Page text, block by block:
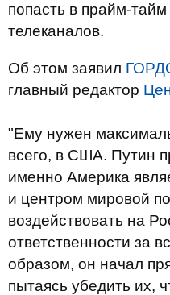
попасть в прайм-
телеканалов.
Об этом заявил
главный редактор
"Ему нужен
всего, в США. Путин
именно Америка
и центром мировой
воздействовать на
ответственности за
образом, он начал
пытаясь убедить их,